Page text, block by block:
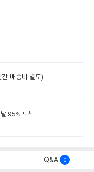
간 배송비 별도)
날 95% 도착
Q&A 0